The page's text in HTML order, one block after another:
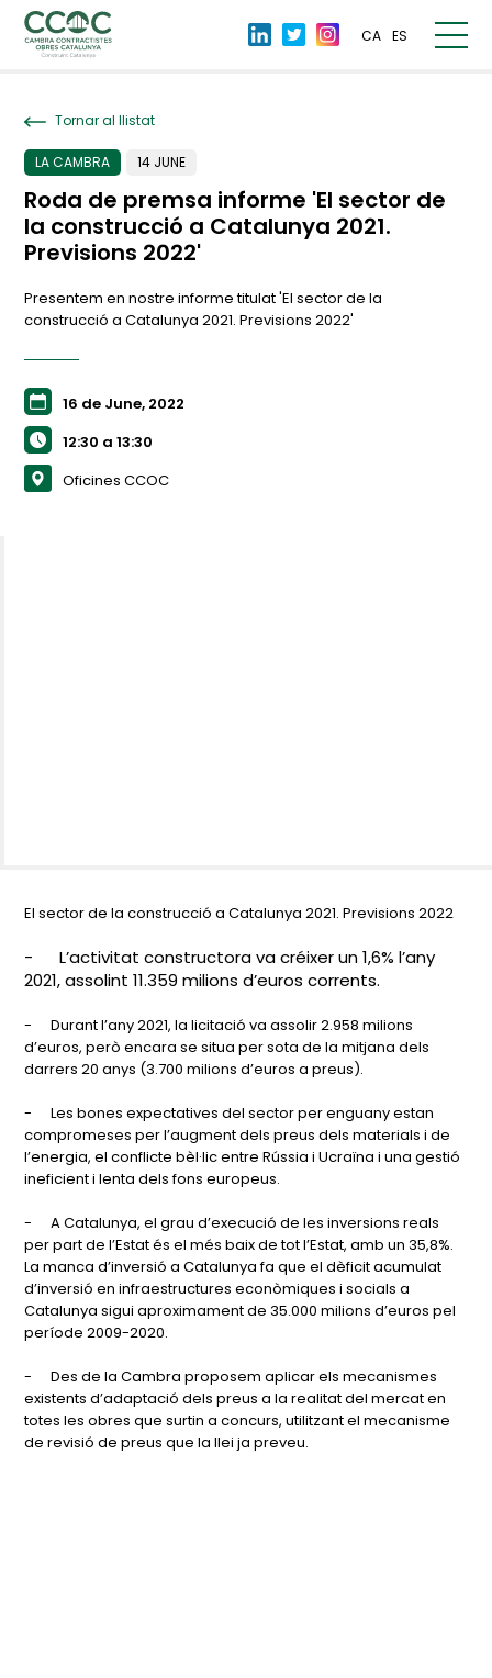
CA ES
Tornar al llistat
LA CAMBRA 14 JUNE
Roda de premsa informe 'El sector de
la construcció a Catalunya 2021.
Previsions 2022'
Presentem en nostre informe titulat 'El sector de la
construcció a Catalunya 2021. Previsions 2022'
16 de June, 2022
12:30 a 13:30
Oficines CCOC
El sector de la construcció a Catalunya 2021. Previsions 2022
-
L’activitat constructora va créixer un 1,6% l’any
2021, assolint 11.359 milions d’euros corrents.
-
Durant l’any 2021, la licitació va assolir 2.958 milions
d’euros, però encara se situa per sota de la mitjana dels
darrers 20 anys (3.700 milions d’euros a preus).
-
Les bones expectatives del sector per enguany estan
compromeses per l’augment dels preus dels materials i de
l’energia, el conflicte bèl·lic entre Rússia i Ucraïna i una gestió
ineficient i lenta dels fons europeus.
-
A Catalunya, el grau d’execució de les inversions reals
per part de l’Estat és el més baix de tot l’Estat, amb un 35,8%.
La manca d’inversió a Catalunya fa que el dèficit acumulat
d’inversió en infraestructures econòmiques i socials a
Catalunya sigui aproximament de 35.000 milions d’euros pel
període 2009-2020.
-
Des de la Cambra proposem aplicar els mecanismes
existents d’adaptació dels preus a la realitat del mercat en
totes les obres que surtin a concurs, utilitzant el mecanisme
de revisió de preus que la llei ja preveu.